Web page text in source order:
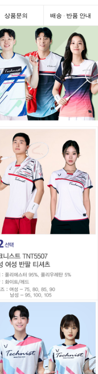
상품문의 배송 · 반품 안내